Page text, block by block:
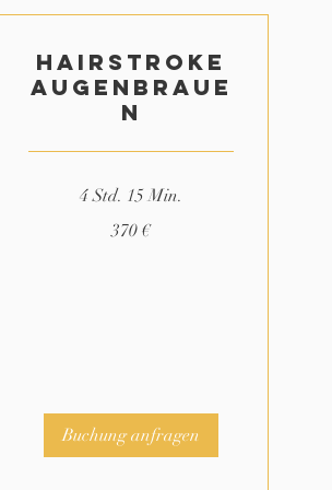
Hairstroke
Augenbraue
n
4 Std. 15 Min.
370 €
Buchung anfragen